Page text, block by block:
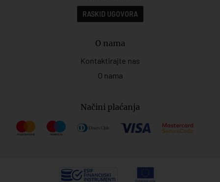
RASKID UGOVORA
O nama
Kontaktirajte nas
O nama
Načini plaćanja